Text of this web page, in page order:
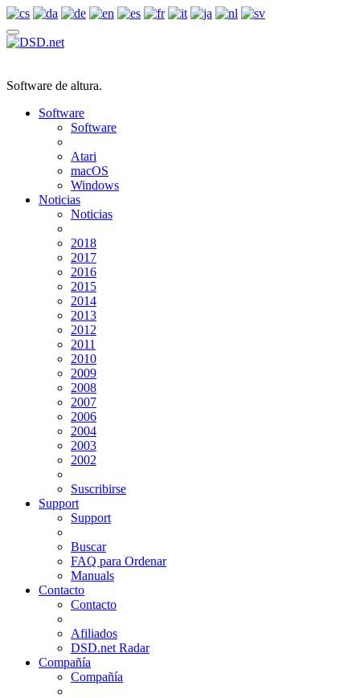
Software de altura.
Software
Software
Atari
macOS
Windows
Noticias
Noticias
2018
2017
2016
2015
2014
2013
2012
2011
2010
2009
2008
2007
2006
2004
2003
2002
Suscribirse
Support
Support
Buscar
FAQ para Ordenar
Manuals
Contacto
Contacto
Afiliados
DSD.net Radar
Compañía
Compañía